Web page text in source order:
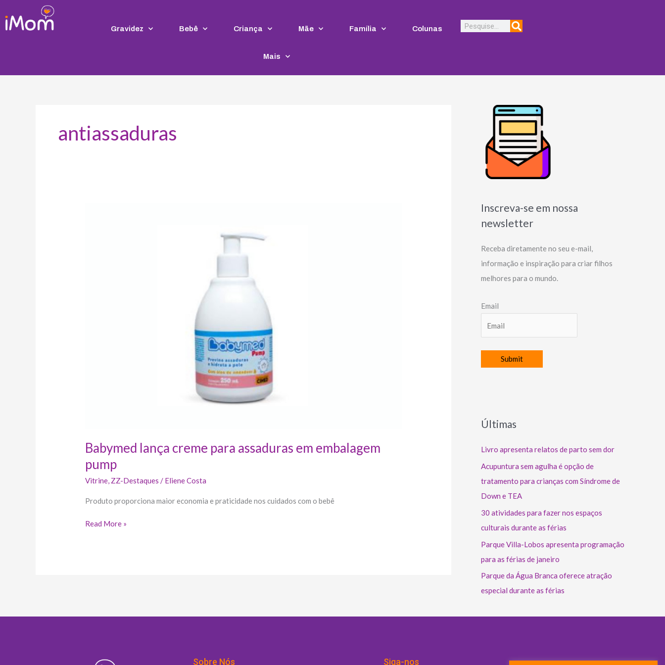
para
Gravidez Bebê Criança Mãe Família Colunas
Mais
antiassaduras
Babymed lança creme para assaduras em embalagem
pump
Vitrine ZZ-Destaques / Eliene Costa
Produto proporciona maior economia e praticidade nos cuidados com o bebê
Read More »
Inscreva-se em nossa
newsletter
Receba diretamente no seu e-mail,
informação e inspiração para criar filhos
melhores para o mundo.
Email
Últimas
Livro apresenta relatos de parto sem dor
Acupuntura sem agulha é opção de
tratamento para crianças com Síndrome de
Down e TEA
30 atividades para fazer nos espaços
culturais durante as férias
Parque Villa-Lobos apresenta programação
para as férias de janeiro
Parque da Água Branca oferece atração
especial durante as férias
Sobre Nós Siga-nos